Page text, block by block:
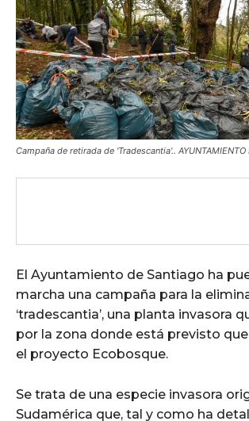
Campaña de retirada de 'Tradescantia'.. AYUNTAMIENTO
El Ayuntamiento de Santiago ha
marcha una campaña para la
‘tradescantia’, una planta invasora
por la zona donde está previsto
el proyecto Ecobosque.
Se trata de una especie invasora
Sudamérica que, tal y como ha